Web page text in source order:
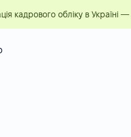
кадрового обліку в Україні